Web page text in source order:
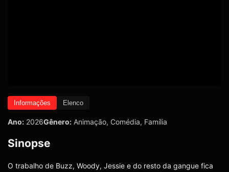
Informações Elenco
Ano: 2026Gênero: Animação, Comédia, Família
Sinopse
O trabalho de Buzz, Woody, Jessie e do resto da gangue fica